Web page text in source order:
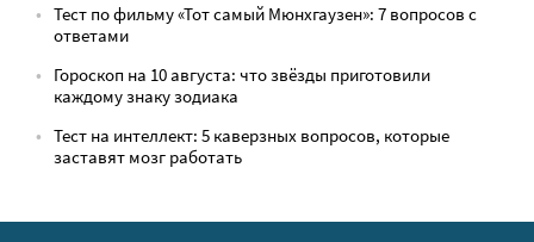
Тест по фильму «Тот самый Мюнхгаузен»: 7 вопросов с
ответами
Гороскоп на 10 августа: что звёзды приготовили
каждому знаку зодиака
Тест на интеллект: 5 каверзных вопросов, которые
заставят мозг работать